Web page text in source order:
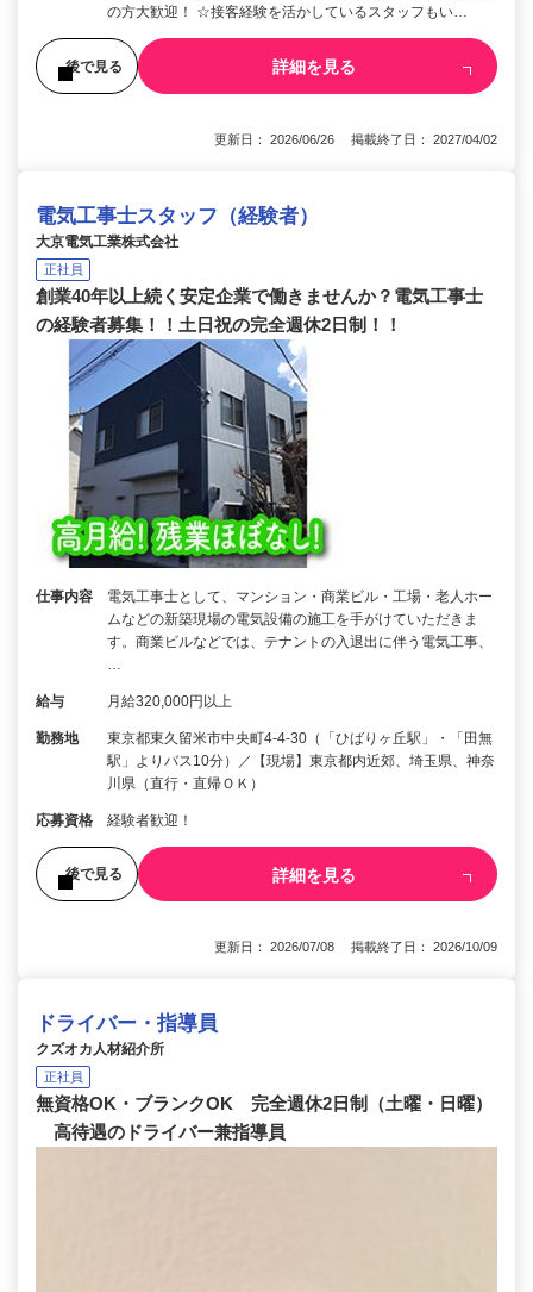
の方大歓迎！ ☆接客経験を活かしているスタッフもい…
後で見る 詳細を見る
更新日： 2026/06/26 掲載終了日： 2027/04/02
電気工事士スタッフ（経験者）
大京電気工業株式会社
正社員
創業40年以上続く安定企業で働きませんか？電気工事士
の経験者募集！！土日祝の完全週休2日制！！
仕事内容
電気工事士として、マンション・商業ビル・工場・老人ホー
ムなどの新築現場の電気設備の施工を手がけていただきま
す。商業ビルなどでは、テナントの入退出に伴う電気工事、
給与 月給320,000円以上
勤務地
東京都東久留米市中央町4-4-30（「ひばりヶ丘駅」・「田無
駅」よりバス10分）／【現場】東京都内近郊、埼玉県、神奈
川県（直行・直帰ＯＫ）
応募資格 経験者歓迎！
後で見る 詳細を見る
更新日： 2026/07/08 掲載終了日： 2026/10/09
ドライバー・指導員
クズオカ人材紹介所
正社員
無資格OK・ブランクOK 完全週休2日制（土曜・日曜）
高待遇のドライバー兼指導員